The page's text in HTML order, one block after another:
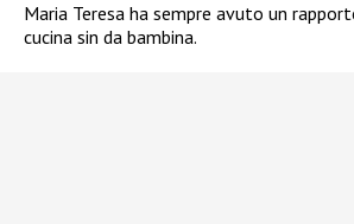
Maria Teresa ha sempre avuto un
cucina sin da bambina.